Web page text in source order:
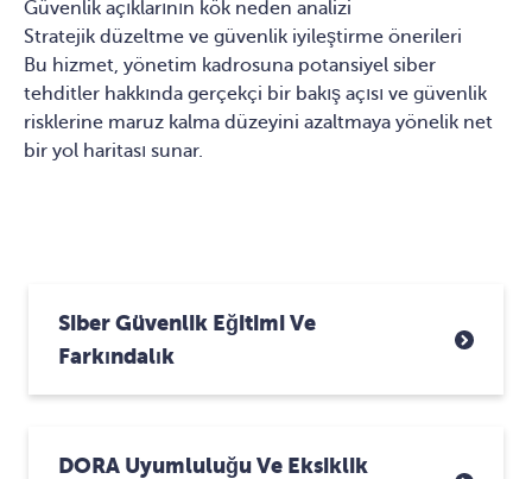
Güvenlik açıklarının kök neden analizi
Stratejik düzeltme ve güvenlik iyileştirme önerileri
Bu hizmet, yönetim kadrosuna potansiyel siber
tehditler hakkında gerçekçi bir bakış açısı ve güvenlik
risklerine maruz kalma düzeyini azaltmaya yönelik net
bir yol haritası sunar.
Siber Güvenlik Eğitimi Ve
Farkındalık
DORA Uyumluluğu Ve Eksiklik